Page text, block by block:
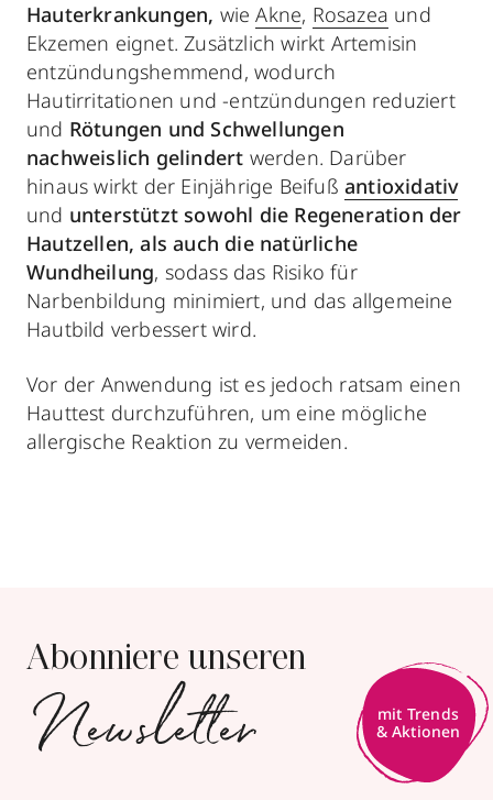
Hauterkrankungen, wieAkne, Rosazea und
Ekzemen eignet. Zusätzlich wirkt Artemisin
entzündungshemmend, wodurch
Hautirritationen und -entzündungen reduziert
und Rötungen und Schwellungen
nachweislich gelindert werden. Darüber
hinaus wirkt der Einjährige Beifuß antioxidativ
und unterstützt sowohl die Regeneration der
Hautzellen, als auch die natürliche
Wundheilung, sodass das Risiko für
Narbenbildung minimiert, und das allgemeine
Hautbild verbessert wird.
Vor der Anwendung ist es jedoch ratsam einen
Hauttest durchzuführen, um eine mögliche
allergische Reaktion zu vermeiden.
Abonniere unseren
Newsletter
mit Trends
& Aktionen